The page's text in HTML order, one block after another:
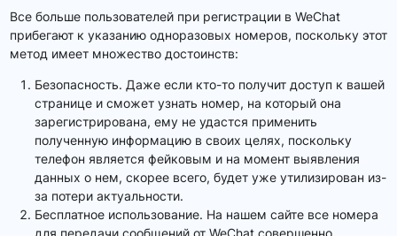
Все больше пользователей при регистрации в WeChat
прибегают к указанию одноразовых номеров, поскольку этот
метод имеет множество достоинств:
Безопасность. Даже если кто-то получит доступ к вашей
странице и сможет узнать номер, на который она
зарегистрирована, ему не удастся применить
полученную информацию в своих целях, поскольку
телефон является фейковым и на момент выявления
данных о нем, скорее всего, будет уже утилизирован из-
за потери актуальности.
Бесплатное использование. На нашем сайте все номера